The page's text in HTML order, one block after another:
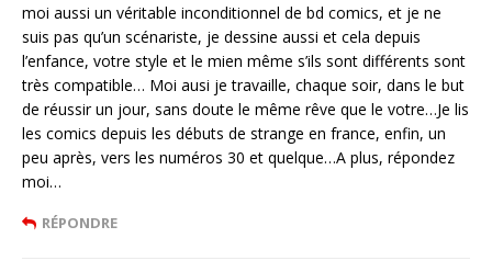
moi aussi un véritable inconditionnel de bd comics, et je ne
suis pas qu’un scénariste, je dessine aussi et cela depuis
l’enfance, votre style et le mien même s’ils sont différents sont
très compatible… Moi ausi je travaille, chaque soir, dans le but
de réussir un jour, sans doute le même rêve que le votre…Je lis
les comics depuis les débuts de strange en france, enfin, un
peu après, vers les numéros 30 et quelque…A plus, répondez
moi…
RÉPONDRE